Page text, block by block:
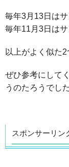
毎年3月13日はサ
毎年11月3日はサ
以上がよく似た2
ぜひ参考にして
うのたろうでした
スポンサーリン